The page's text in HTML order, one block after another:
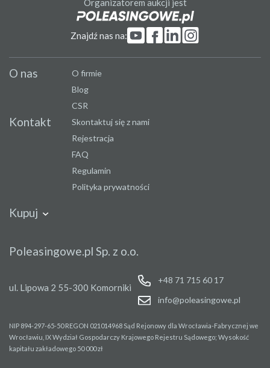
Organizatorem aukcji jest
Znajdź nas na:
Kupuj
przyczepy
O nas
O firmie
Blog
CSR
Kontakt
Skontaktuj się z nami
Rejestracja
FAQ
Regulamin
Polityka prywatności
Poleasingowe.pl Sp. z o.o.
ul. Lipowa 2 55-300 Komorniki
+48 71 715 60 17
info@poleasingowe.pl
NIP 894-297-65-50REGON 021014968 Sąd Rejonowy dla Wrocławia-Fabrycznej we
Wrocławiu, IX Wydział Gospodarczy Krajowego Rejestru Sądowego; Wysokość
kapitału zakładowego 50 000 zł